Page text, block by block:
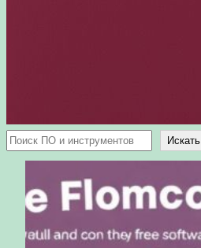
Поиск Искать